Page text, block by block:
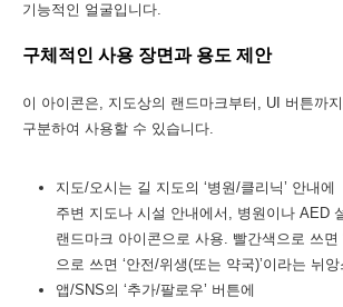
기능적인 얼굴입니다.
구체적인 사용 장면과 용도 제안
이 아이콘은, 지도상의 랜드마크부터, UI 버튼까
구분하여 사용할 수 있습니다.
지도/오시는 길 지도의 ‘병원/클리닉’ 안내에
주변 지도나 시설 안내에서, 병원이나 AED
랜드마크 아이콘으로 사용. 빨간색으로 쓰면
으로 쓰면 ‘안전/위생(또는 약국)’이라는 뉘
앱/SNS의 ‘추가/팔로우’ 버튼에